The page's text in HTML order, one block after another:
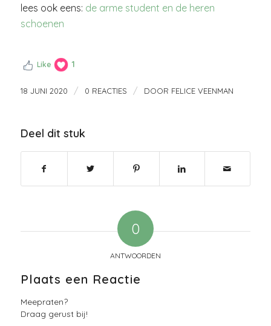
lees ook eens: de arme student en de heren
schoenen
Like 1
18 JUNI 2020 / 0 REACTIES / DOOR FELICE VEENMAN
Deel dit stuk
0
ANTWOORDEN
Plaats een Reactie
Meepraten?
Draag gerust bij!